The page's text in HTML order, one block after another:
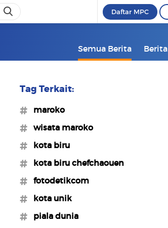
Daftar MPC
Semua Berita Berita
Tag Terkait:
#maroko
#wisata maroko
#kota biru
#kota biru chefchaouen
#fotodetikcom
#kota unik
#piala dunia